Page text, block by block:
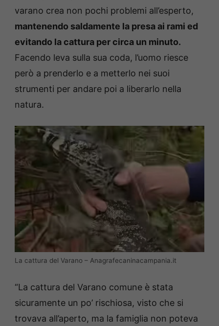
varano crea non pochi problemi all’esperto,
mantenendo saldamente la presa ai rami ed
evitando la cattura per circa un minuto.
Facendo leva sulla sua coda, l’uomo riesce
però a prenderlo e a metterlo nei suoi
strumenti per andare poi a liberarlo nella
natura.
La cattura del Varano – Anagrafecaninacampania.it
“La cattura del Varano comune è stata
sicuramente un po’ rischiosa, visto che si
trovava all’aperto, ma la famiglia non poteva